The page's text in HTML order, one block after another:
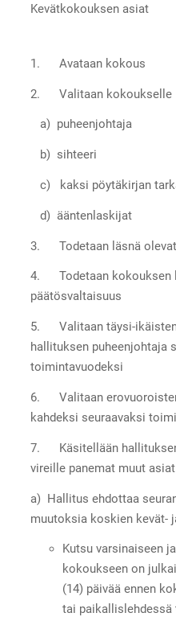
Kevätkokouksen asiat
1. Avataan kokous
2. Valitaan kokoukselle
a) puheenjohtaja
b) sihteeri
c) kaksi pöytäkirjan
d) ääntenlaskijat
3. Todetaan läsnä
4. Todetaan kokouksen
päätösvaltaisuus
5. Valitaan täysi-ikäisten
hallituksen puheenjohtaja
toimintavuodeksi
6. Valitaan
kahdeksi seuraavaksi
7. Käsitellään
vireille panemat muut asiat
a) Hallitus ehdottaa
muutoksia koskien kevät-
Kutsu varsinaiseen
kokoukseen on
(14) päivää ennen
tai paikallislehdessä